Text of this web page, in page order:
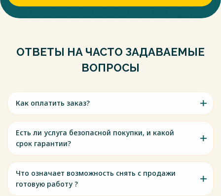
ОТВЕТЫ НА ЧАСТО ЗАДАВАЕМЫЕ
ВОПРОСЫ
Как оплатить заказ?
Есть ли услуга безопасной покупки, и какой
срок гарантии?
Что означает возможность снять с продажи
готовую работу ?